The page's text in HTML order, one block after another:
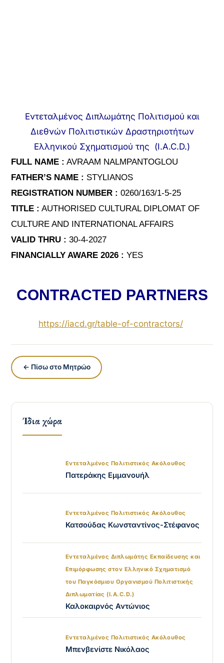
Εντεταλμένος Διπλωμάτης Πολιτισμού και
Διεθνών Πολιτιστικών Δραστηριοτήτων
Ελληνικού Σχηματισμού της (I.A.C.D.)
FULL NAME : AVRAAM NALMPANTOGLOU
FATHER’S NAME : STYLIANOS
REGISTRATION NUMBER : 0260/163/1-5-25
TITLE : AUTHORISED CULTURAL DIPLOMAT OF
CULTURE AND INTERNATIONAL AFFAIRS
VALID THRU : 30-4-2027
FINANCIALLY AWARE 2026 : YES
CONTRACTED PARTNERS
https://iacd.gr/table-of-contractors/
← Πίσω στο Μητρώο
Ίδια χώρα
Εντεταλμένος Πολιτιστικός Ακόλουθος
Πατεράκης Εμμανουήλ
Εντεταλμένος Πολιτιστικός Ακόλουθος
Κατσούδας Κωνσταντίνος-Στέφανος
Εντεταλμένος Διπλωμάτης Εκπαίδευσης και
Επιμόρφωσης στον Ελληνικό Σχηματισμό
του Παγκόσμιου Οργανισμού Πολιτιστικής
Διπλωματίας (I.A.C.D.)
Καλοκαιρνός Αντώνιος
Εντεταλμένος Πολιτιστικός Ακόλουθος
Μπενβενίστε Νικόλαος